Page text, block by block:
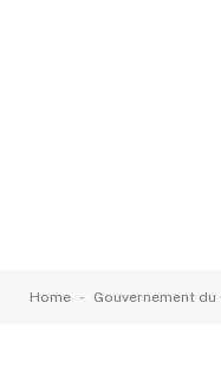
Home - Gouvernement du